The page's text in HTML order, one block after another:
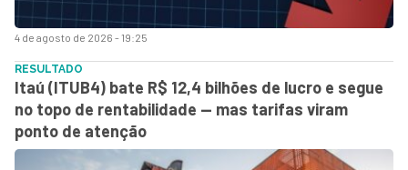
4 de agosto de 2026 - 19:25
RESULTADO
Itaú (ITUB4) bate R$ 12,4 bilhões de lucro e segue
no topo de rentabilidade — mas tarifas viram
ponto de atenção